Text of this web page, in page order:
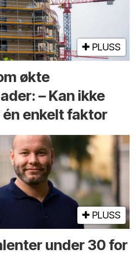
PLUSS
økte
– Kan ikke
enkelt faktor
PLUSS
under 30 for